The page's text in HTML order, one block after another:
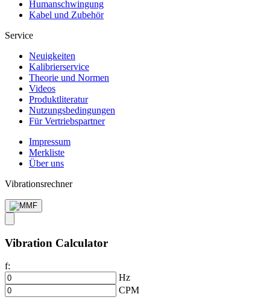
Human­schwingung
Kabel und Zubehör
Service
Neuigkeiten
Kalibrier­service
Theorie und Normen
Videos
Produkt­literatur
Nutzungs­bedingungen
Für Vertriebs­partner
Impressum
Merkliste
Über uns
Vibrationsrechner
Vibration Calculator
f:
Hz
CPM